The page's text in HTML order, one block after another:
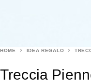
HOME IDEA REGALO
Treccia